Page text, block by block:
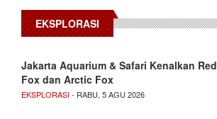
EKSPLORASI
Jakarta Aquarium & Safari Kenalkan Red
Fox dan Arctic Fox
EKSPLORASI- RABU, 5 AGU 2026